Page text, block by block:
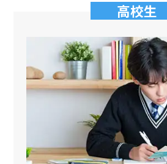
高校生